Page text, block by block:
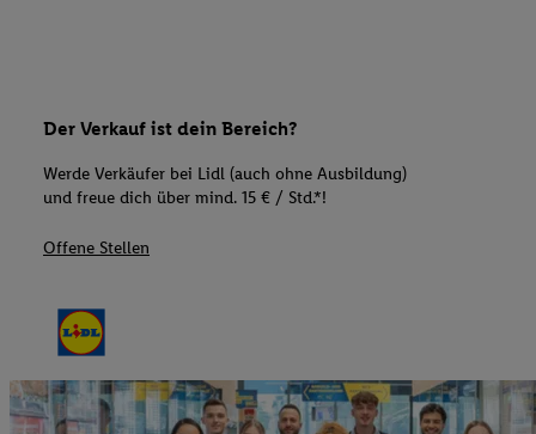
Der Verkauf ist dein Bereich?
Werde Verkäufer bei Lidl (auch ohne Ausbildung)
und freue dich über mind. 15 € / Std.*!
Offene Stellen